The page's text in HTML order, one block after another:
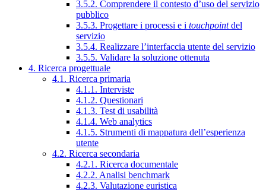
3.5.2. Comprendere il contesto d’uso del servizio
pubblico
3.5.3. Progettare i processi e i touchpointdel
servizio
3.5.4. Realizzare l’interfaccia utente del servizio
3.5.5. Validare la soluzione ottenuta
4. Ricerca progettuale
4.1. Ricerca primaria
4.1.1. Interviste
4.1.2. Questionari
4.1.3. Test di usabilità
4.1.4. Web analytics
4.1.5. Strumenti di mappatura dell’esperienza
utente
4.2. Ricerca secondaria
4.2.1. Ricerca documentale
4.2.2. Analisi benchmark
4.2.3. Valutazione euristica